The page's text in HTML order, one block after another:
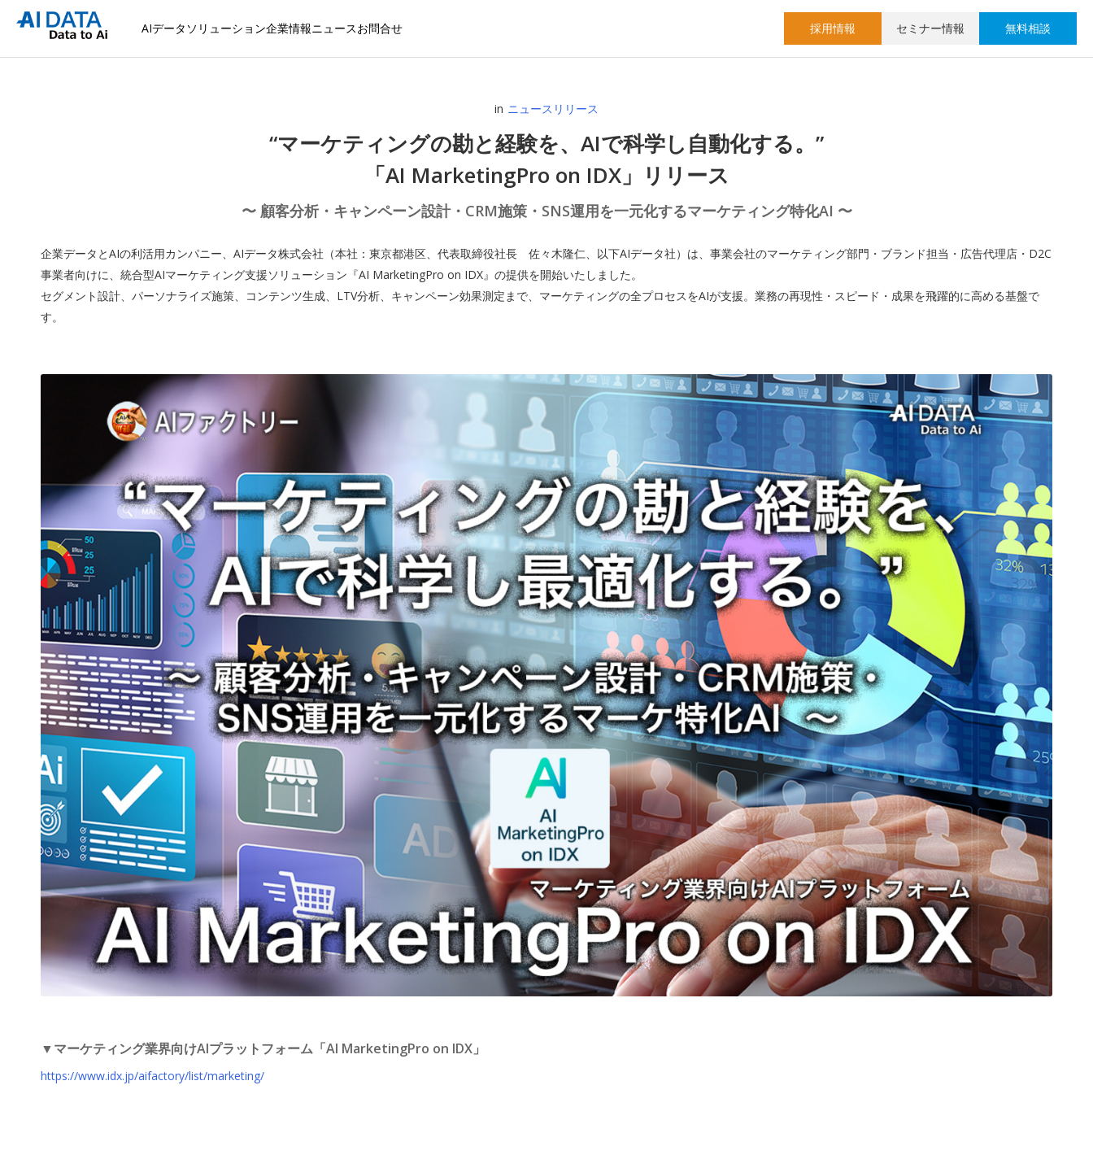
AIデータソリューション企業情報ニュースお問合せ 採用情報 セミナー情報 無料相談
in ニュースリリース
“マーケティングの勘と経験を、AIで科学し自動化する。”
「AI MarketingPro on IDX」リリース
〜 顧客分析・キャンペーン設計・CRM施策・SNS運用を一元化するマーケティング特化AI 〜
企業データとAIの利活用カンパニー、AIデータ株式会社（本社：東京都港区、代表取締役社長 佐々木隆仁、以下AIデータ社）は、事業会社のマーケティング部門・ブランド担当・広告代理店・D2C
事業者向けに、統合型AIマーケティング支援ソリューション『AI MarketingPro on IDX』の提供を開始いたしました。
セグメント設計、パーソナライズ施策、コンテンツ生成、LTV分析、キャンペーン効果測定まで、マーケティングの全プロセスをAIが支援。業務の再現性・スピード・成果を飛躍的に高める基盤で
す。
▼マーケティング業界向けAIプラットフォーム「AI MarketingPro on IDX」
https://www.idx.jp/aifactory/list/marketing/